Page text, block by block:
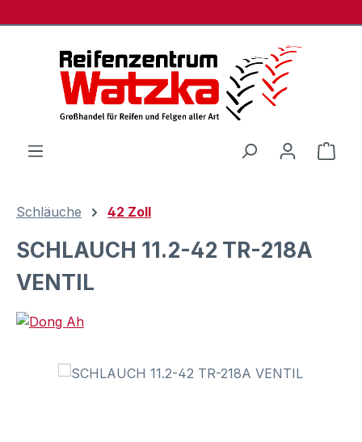
Schläuche 42 Zoll
SCHLAUCH 11.2-42 TR-218A
VENTIL
Bildergalerie überspringen